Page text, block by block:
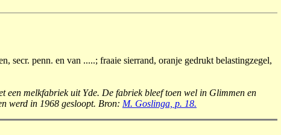
secr. penn. en van .....; fraaie sierrand, oranje gedrukt belastingzegel,
een melkfabriek uit Yde. De fabriek bleef toen wel in Glimmen en
werd in 1968 gesloopt. Bron: M. Goslinga, p. 18.